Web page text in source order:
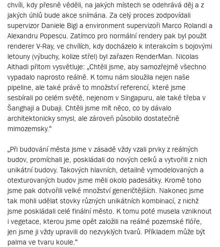
chvíli, kdy přesně věděli, na jakých místech se odehrává děj a z
jakých úhlů bude akce snímána. Za celý proces zodpovídali
supervizor Daniele Bigi a environment supervizoři Marco Rolandi a
Alexandru Popescu. Zatímco pro normální rendery pak byl použit
renderer V-Ray, ve chvílích, kdy docházelo k interakcím s bojovými
letouny (výbuchy, kolize střel) byl zařazen RenderMan. Nicolas
Aithadi přitom vysvětluje: „Chtěli jsme, aby samozřejmě všechno
vypadalo naprosto reálně. K tomu nám sloužila nejen naše
pipeline, ale také právě to množství referencí, které jsme
sesbírali po celém světě, nejenom v Singapuru, ale také třeba v
Šanghaji a Dubaji. Chtěli jsme mít něco, co by dávalo
architektonicky smysl, ale zároveň působilo dostatečně
mimozemsky.“
„Při budování města jsme v zásadě vždy vzali prvky z reálných
budov, promíchali je, poskládali do nových celků a vytvořili z nich
unikátní budovy. Takových hlavních, detailně vymodelovaných a
otexturovaných budov jsme měli okolo padesátky. Kromě toho
jsme pak dotvořili velké množství generičtějších. Nakonec jsme
tak mohli udělat stovky různých unikátních kombinací, z nichž
jsme poskládali celé finální město. K tomu poté musela vzniknout
i vegetace, kterou jsme opět založili na reálné pozemské flóře,
jen jsme ji vždy upravili do nezvyklých tvarů. Příkladem může být
palma ve tvaru koule.“